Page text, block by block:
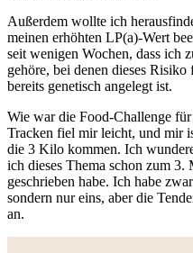
Außerdem wollte ich
meinen erhöhten LP(a)-Wert
seit wenigen Wochen, dass ich
gehöre, bei denen dieses
bereits genetisch angelegt ist.
Wie war die Food-Challenge
Tracken fiel mir leicht, und mir
die 3 Kilo kommen. Ich
ich dieses Thema schon zum
geschrieben habe. Ich habe
sondern nur eins, aber die
an.